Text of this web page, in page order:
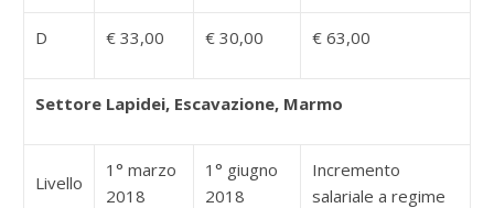
D € 33,00 € 30,00 € 63,00
Settore Lapidei, Escavazione, Marmo
Livello
1° marzo
2018
1° giugno
2018
Incremento
salariale a regime